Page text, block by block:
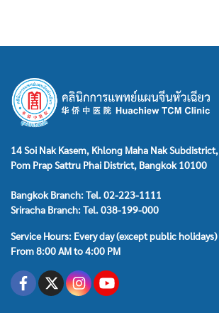
14 Soi Nak Kasem, Khlong Maha Nak Subdistrict,
Pom Prap Sattru Phai District, Bangkok 10100
Bangkok Branch: Tel. 02-223-1111
Sriracha Branch: Tel. 038-199-000
Service Hours: Every day (except public holidays)
From 8:00 AM to 4:00 PM